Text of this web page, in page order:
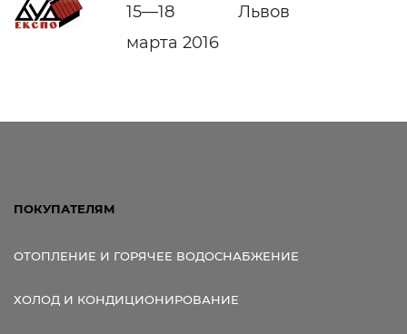
15—18
марта 2016
Львов
ПОКУПАТЕЛЯМ
ОТОПЛЕНИЕ И ГОРЯЧЕЕ ВОДОСНАБЖЕНИЕ
ХОЛОД И КОНДИЦИОНИРОВАНИЕ